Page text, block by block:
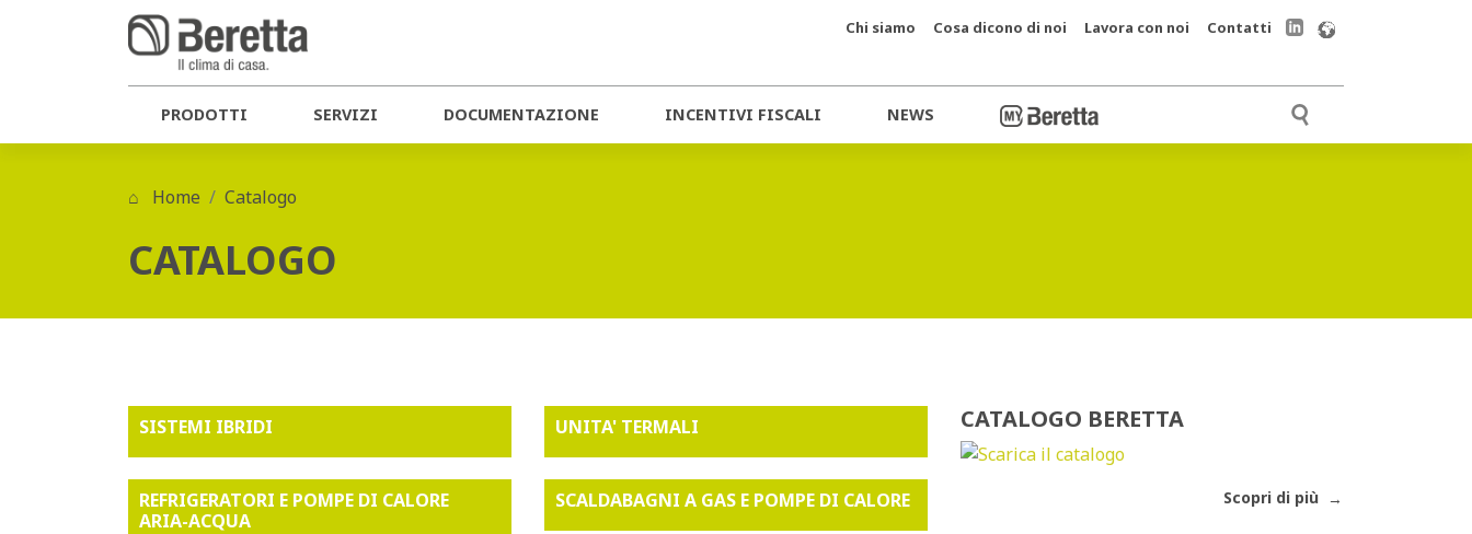
PRODOTTI SERVIZI DOCUMENTAZIONE INCENTIVI FISCALI NEWS
Chi siamo Cosa dicono di noi Lavora con noi Contatti
Home Catalogo
CATALOGO
SISTEMI IBRIDI
REFRIGERATORI E POMPE DI CALORE
ARIA-ACQUA
UNITA' TERMALI
SCALDABAGNI A GAS E POMPE DI CALORE
CATALOGO BERETTA
Scopri di più